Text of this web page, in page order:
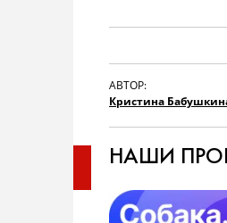
АВТОР:
Кристина
НАШИ